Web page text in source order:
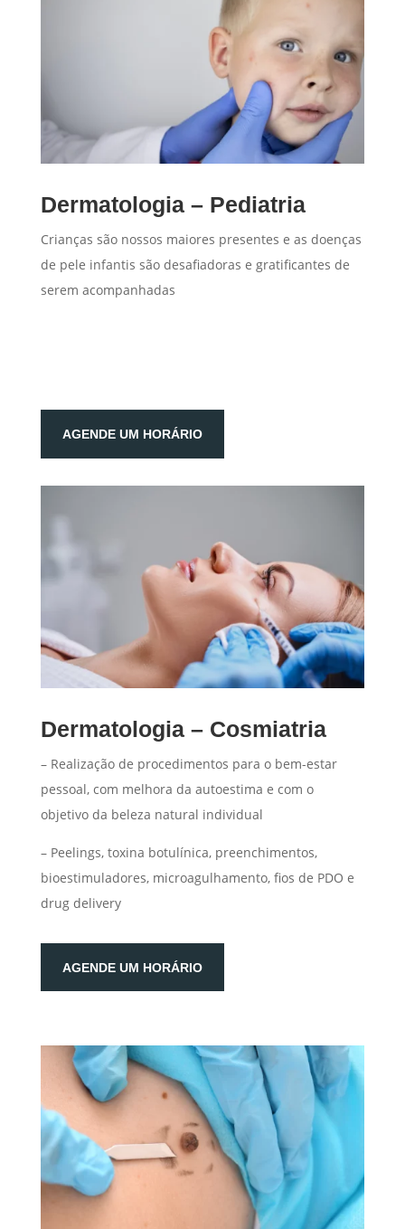
Dermatologia – Pediatria
Crianças são nossos maiores presentes e as doenças
de pele infantis são desafiadoras e gratificantes de
serem acompanhadas
AGENDE UM HORÁRIO
Dermatologia – Cosmiatria
– Realização de procedimentos para o bem-estar
pessoal, com melhora da autoestima e com o
objetivo da beleza natural individual
– Peelings, toxina botulínica, preenchimentos,
bioestimuladores, microagulhamento, fios de PDO e
drug delivery
AGENDE UM HORÁRIO